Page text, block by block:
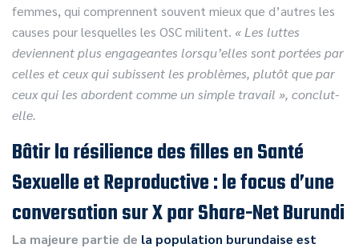
femmes, qui comprennent souvent mieux que d’autres les
causes pour lesquelles les OSC militent. « Les luttes
deviennent plus engageantes lorsqu’elles sont portées par
celles et ceux qui subissent les problèmes, plutôt que par
ceux qui les abordent comme un simple travail », conclut-
elle.
Bâtir la résilience des filles en Santé
Sexuelle et Reproductive : le focus d’une
conversation sur X par Share-Net Burundi
La majeure partie de la population burundaise est